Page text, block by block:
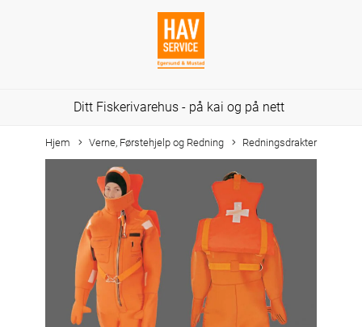
Ditt Fiskerivarehus - på kai og på nett
Hjem Verne, Førstehjelp og Redning Redningsdrakter